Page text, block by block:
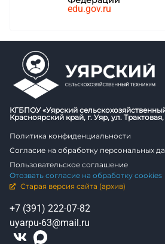
edu.gov.ru
КГБПОУ «Уярский
Красноярский край, г. Уяр, ул. Трактовая,
Политика конфиденциальности
Согласие на обработку персональных
Пользовательское соглашение
Отозвать согласие на обработку cookies
Старая версия сайта (архив)
+7 (391) 222-07-82
uyarpu-63@mail.ru